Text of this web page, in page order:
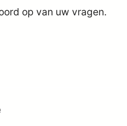
op van uw vragen.